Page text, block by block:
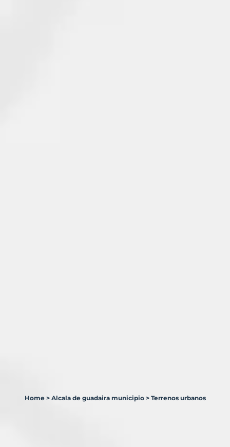
Home > Alcala de guadaira municipio > Terrenos urbanos